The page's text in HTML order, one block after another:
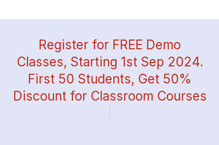
Register for FREE Demo
Classes, Starting 1st Sep 2024.
First 50 Students, Get 50%
Discount for Classroom Courses